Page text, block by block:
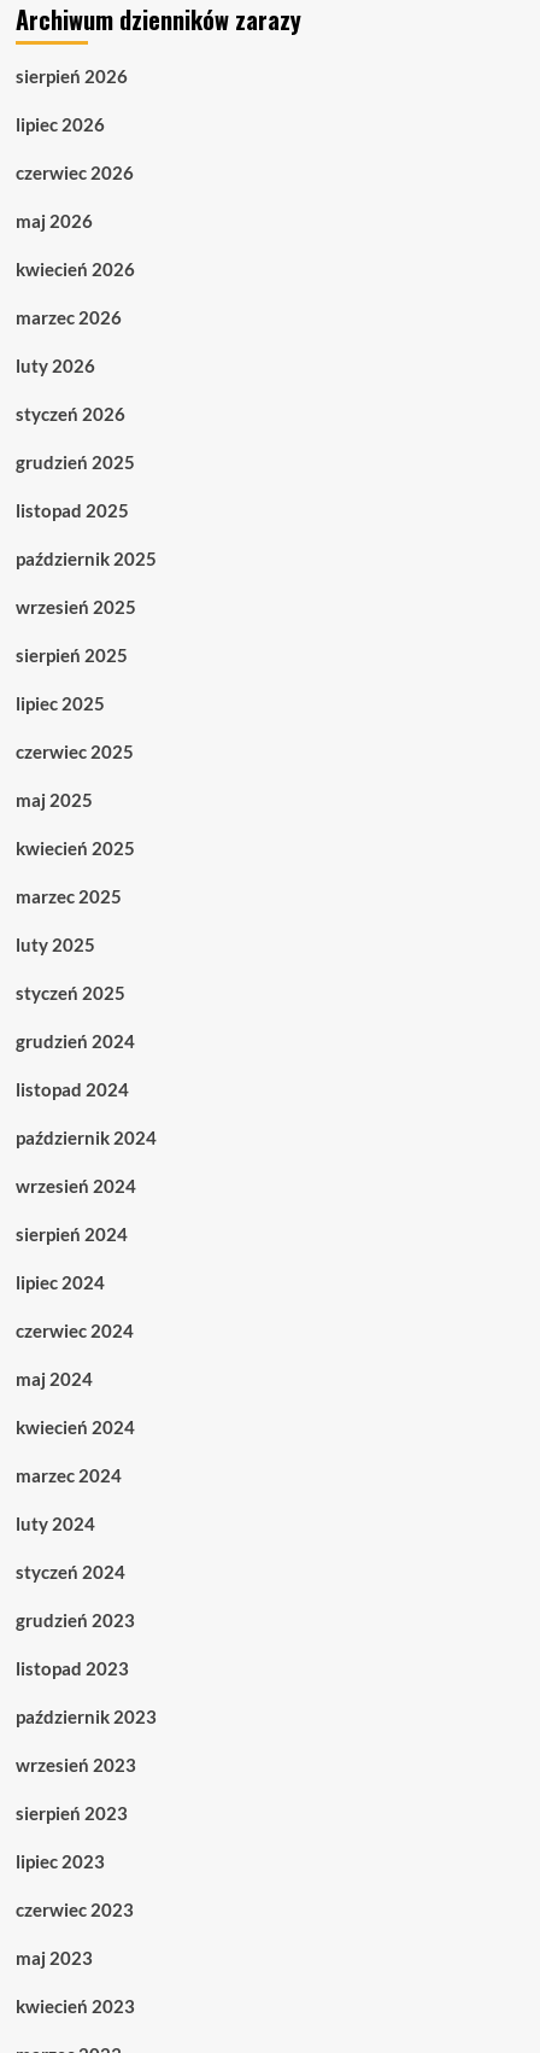
Archiwum dzienników zarazy
sierpień 2026
lipiec 2026
czerwiec 2026
maj 2026
kwiecień 2026
marzec 2026
luty 2026
styczeń 2026
grudzień 2025
listopad 2025
październik 2025
wrzesień 2025
sierpień 2025
lipiec 2025
czerwiec 2025
maj 2025
kwiecień 2025
marzec 2025
luty 2025
styczeń 2025
grudzień 2024
listopad 2024
październik 2024
wrzesień 2024
sierpień 2024
lipiec 2024
czerwiec 2024
maj 2024
kwiecień 2024
marzec 2024
luty 2024
styczeń 2024
grudzień 2023
listopad 2023
październik 2023
wrzesień 2023
sierpień 2023
lipiec 2023
czerwiec 2023
maj 2023
kwiecień 2023